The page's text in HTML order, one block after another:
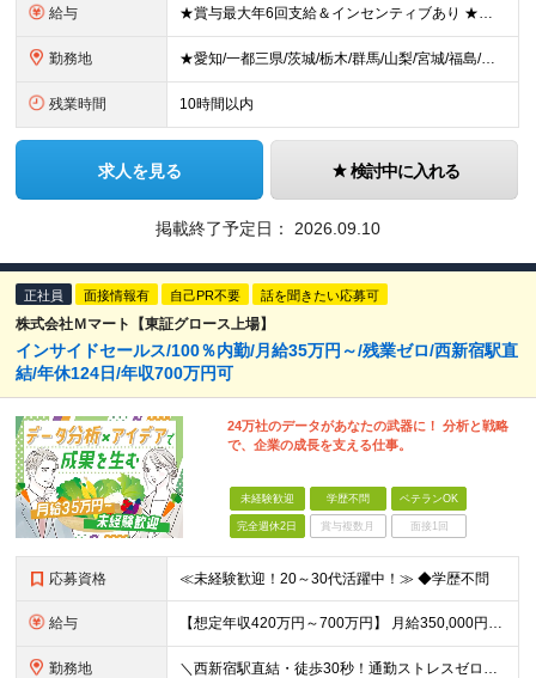
給与 ★賞与最大年6回支給＆インセンティブあり ★未経験からの入社：400万円～450万円 ◆月給28万円以上～65万円インセンティブ＋各種手当 ※経験・スキルなどを考慮のうえ、決定いたします。 ※試用期
勤務地 ★愛知/一都三県/茨城/栃木/群馬/山梨/宮城/福島/岩手/岐阜 ★2026年1月福島いわき店、愛知刈谷店がオープン ◆愛知県 刈谷店／愛知県刈谷市中手町6-510 豊橋店／愛知県豊橋市新栄町大溝2
残業時間 10時間以内
求人を見る 検討中に入れる
掲載終了予定日： 2026.09.10
正社員 面接情報有 自己PR不要 話を聞きたい応募可
株式会社Ｍマート【東証グロース上場】
インサイドセールス/100％内勤/月給35万円～/残業ゼロ/西新宿駅直
結/年休124日/年収700万円可
24万社のデータがあなたの武器に！ 分析と戦略
で、企業の成長を支える仕事。
未経験歓迎 学歴不問 ベテランOK
完全週休2日 賞与複数月 面接1回
応募資格 ≪未経験歓迎！20～30代活躍中！≫ ◆学歴不問
給与 【想定年収420万円～700万円】 月給350,000円～584,000円＋インセンティブ （基本給302,000円～505,000円、固定残業代48,000円～79,000円/月を含む） ※前職給
勤務地 ＼西新宿駅直結・徒歩30秒！通勤ストレスゼロの好立地／ 東京都新宿区西新宿6-5-1新宿アイランドタワー26階 ※(変更の範囲)会社の指示による